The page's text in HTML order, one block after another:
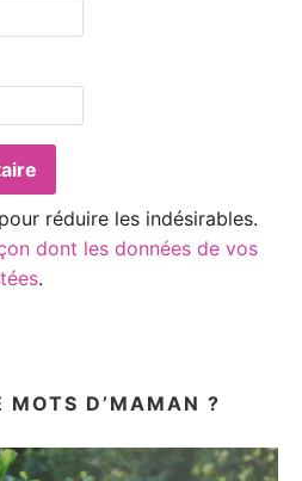
réduire les indésirables.
dont les données de vos
.
MOTS D’MAMAN ?